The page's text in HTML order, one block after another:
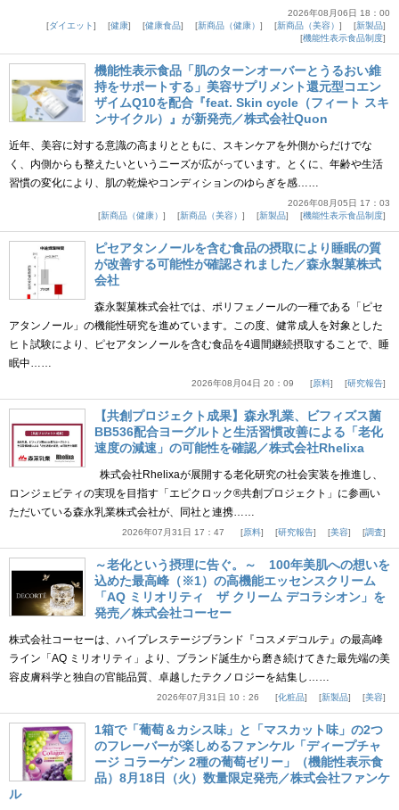
2026年08月06日 18：00
ダイエット
健康 健康食品 新商品（健康） 新商品（美容）
新製品
機能性表示食品制度
機能性表示食品「肌のターンオーバーとうるおい維
持をサポートする」美容サプリメント還元型コエン
ザイムQ10を配合『feat. Skin cycle（フィート スキ
ンサイクル）』が新発売／株式会社Quon
近年、美容に対する意識の高まりとともに、スキンケアを外側からだけでな
く、内側からも整えたいというニーズが広がっています。とくに、年齢や生活
習慣の変化により、肌の乾燥やコンディションのゆらぎを感……
2026年08月05日 17：03
新商品（健康）
新商品（美容） 新製品 機能性表示食品制度
ピセアタンノールを含む食品の摂取により睡眠の質
が改善する可能性が確認されました／森永製菓株式
会社
森永製菓株式会社では、ポリフェノールの一種である「ピセ
アタンノール」の機能性研究を進めています。この度、健常成人を対象とした
ヒト試験により、ピセアタンノールを含む食品を4週間継続摂取することで、睡
眠中……
2026年08月04日 20：09 原料 研究報告
【共創プロジェクト成果】森永乳業、ビフィズス菌
BB536配合ヨーグルトと生活習慣改善による「老化
速度の減速」の可能性を確認／株式会社Rhelixa
株式会社Rhelixaが展開する老化研究の社会実装を推進し、
ロンジェビティの実現を目指す「エピクロック®共創プロジェクト」に参画い
ただいている森永乳業株式会社が、同社と連携……
2026年07月31日 17：47 原料 研究報告 美容 調査
～老化という摂理に告ぐ。～ 100年美肌への想いを
込めた最高峰（※1）の高機能エッセンスクリーム
「AQ ミリオリティ ザ クリーム デコラシオン」を
発売／株式会社コーセー
株式会社コーセーは、ハイプレステージブランド『コスメデコルテ』の最高峰
ライン「AQ ミリオリティ」より、ブランド誕生から磨き続けてきた最先端の美
容皮膚科学と独自の官能品質、卓越したテクノロジーを結集し……
2026年07月31日 10：26 化粧品 新製品 美容
1箱で「葡萄＆カシス味」と「マスカット味」の2つ
のフレーバーが楽しめるファンケル「ディープチャ
ージ コラーゲン 2種の葡萄ゼリー」（機能性表示食
品）8月18日（火）数量限定発売／株式会社ファンケ
ル